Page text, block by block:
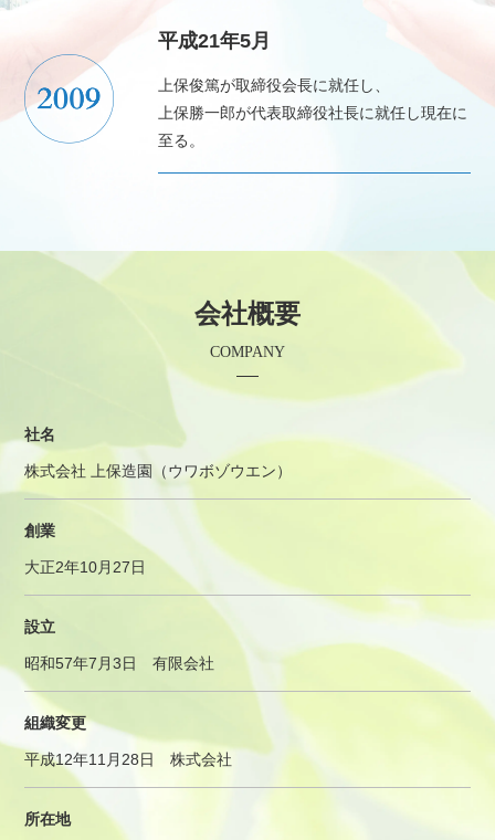
平成21年5月
上保俊篤が取締役会長に就任し、
上保勝一郎が代表取締役社長に就任し現在に
至る。
会社概要
COMPANY
社名
株式会社 上保造園（ウワボゾウエン）
創業
大正2年10月27日
設立
昭和57年7月3日 有限会社
組織変更
平成12年11月28日 株式会社
所在地